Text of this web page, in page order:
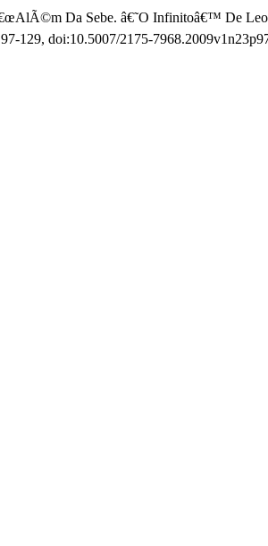
Da Sebe. â€˜O Infinitoâ€™ De
129, doi:10.5007/2175-